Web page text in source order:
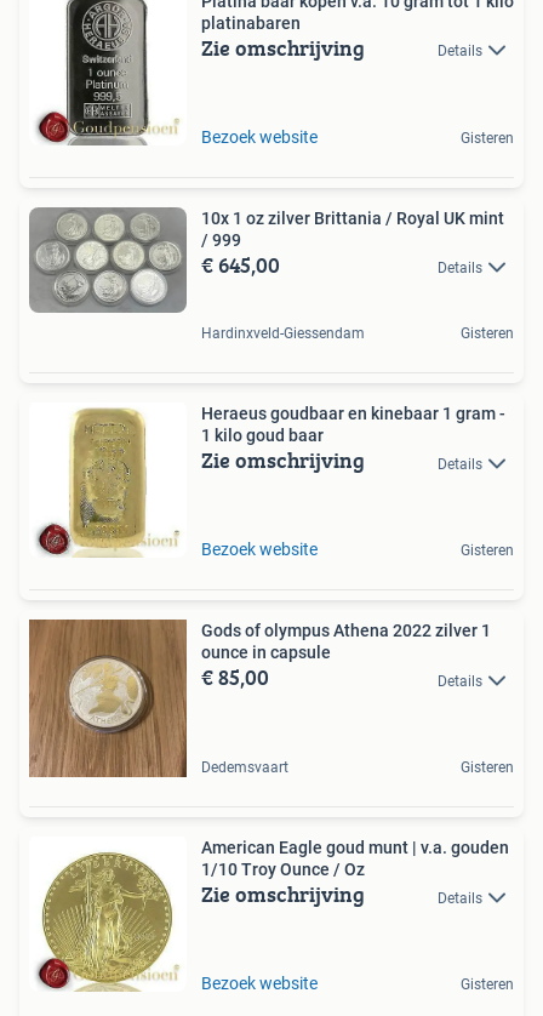
platinabaren
Zie omschrijving Details
Bezoek website Gisteren
10x 1 oz zilver Brittania / Royal UK mint
/ 999
€ 645,00 Details
Hardinxveld-Giessendam Gisteren
Heraeus goudbaar en kinebaar 1 gram -
1 kilo goud baar
Zie omschrijving Details
Bezoek website Gisteren
Gods of olympus Athena 2022 zilver 1
ounce in capsule
€ 85,00 Details
Dedemsvaart Gisteren
American Eagle goud munt | v.a. gouden
1/10 Troy Ounce / Oz
Zie omschrijving Details
Bezoek website Gisteren